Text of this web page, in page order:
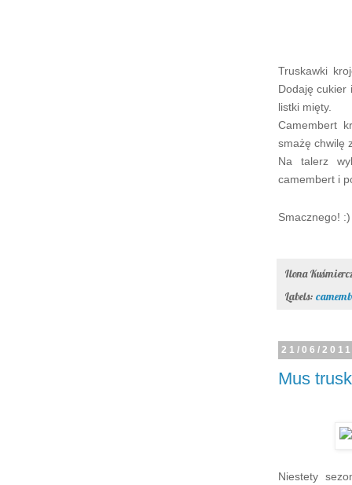
Truskawki
Dodaję cukier
listki mięty.
Camembert
smażę chwilę
Na talerz
camembert i
Smacznego! :)
Ilona
Labels:
21/06/
Mus
Niestety